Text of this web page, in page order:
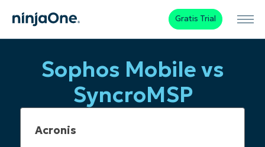
Gratis Trial
Sophos Mobile vs
SyncroMSP